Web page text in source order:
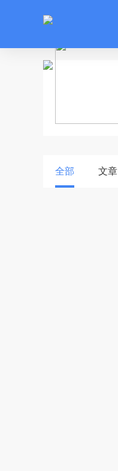
全部 文章